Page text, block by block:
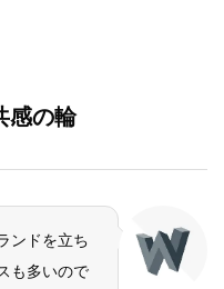
感の輪
ンドを立ち
も多いので